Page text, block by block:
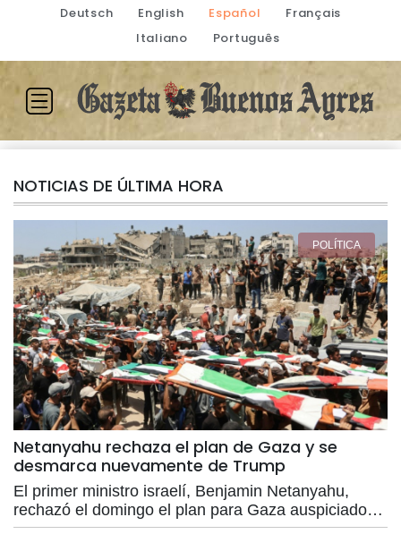
Deutsch English Español
Français
Italiano
Português
NOTICIAS DE ÚLTIMA HORA
POLÍTICA
Netanyahu rechaza el plan de Gaza y se
desmarca nuevamente de Trump
El primer ministro israelí, Benjamin Netanyahu,
rechazó el domingo el plan para Gaza auspiciado
por Estados Unidos y aceptado por Hamás, en un